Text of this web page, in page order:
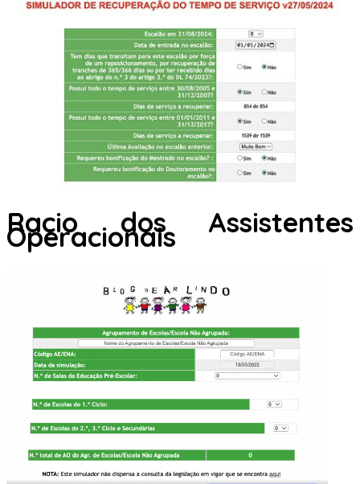
Racio dos Assistentes
Operacionais